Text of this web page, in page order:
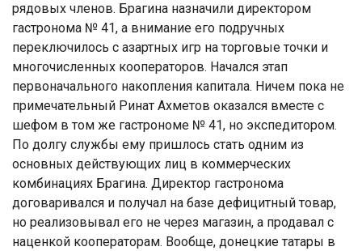
рядовых членов. Брагина назначили директором
гастронома № 41, а внимание его подручных
переключилось с азартных игр на торговые точки и
многочисленных кооператоров. Начался этап
первоначального накопления капитала. Ничем пока не
примечательный Ринат Ахметов оказался вместе с
шефом в том же гастрономе № 41, но экспедитором.
По долгу службы ему пришлось стать одним из
основных действующих лиц в коммерческих
комбинациях Брагина. Директор гастронома
договаривался и получал на базе дефицитный товар,
но реализовывал его не через магазин, а продавал с
наценкой кооператорам. Вообще, донецкие татары в